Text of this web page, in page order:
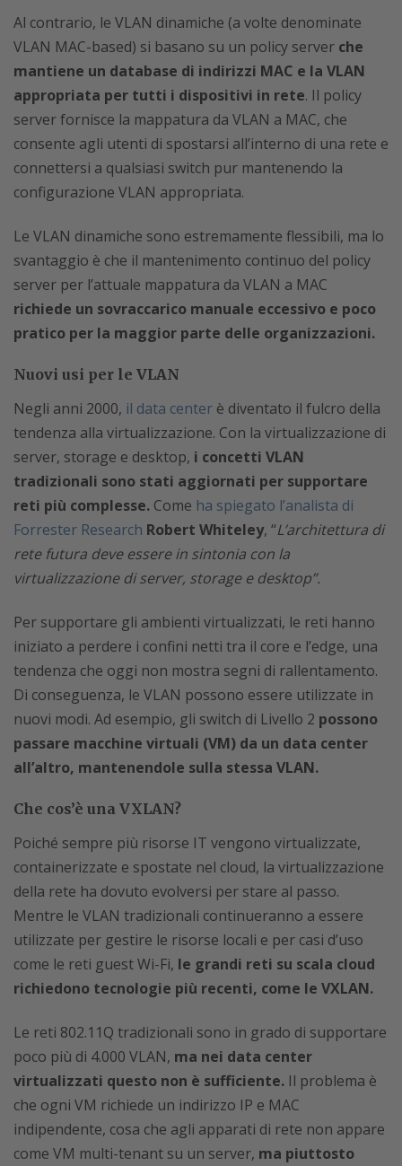
Al contrario, le VLAN dinamiche (a volte denominate
VLAN MAC-based) si basano su un policy server che
mantiene un database di indirizzi MAC e la VLAN
appropriata per tutti i dispositivi in rete. Il policy
server fornisce la mappatura da VLAN a MAC, che
consente agli utenti di spostarsi all’interno di una rete e
connettersi a qualsiasi switch pur mantenendo la
configurazione VLAN appropriata.
Le VLAN dinamiche sono estremamente flessibili, ma lo
svantaggio è che il mantenimento continuo del policy
server per l’attuale mappatura da VLAN a MAC
richiede un sovraccarico manuale eccessivo e poco
pratico per la maggior parte delle organizzazioni.
Nuovi usi per le VLAN
Negli anni 2000, il data center è diventato il fulcro della
tendenza alla virtualizzazione. Con la virtualizzazione di
server, storage e desktop, i concetti VLAN
tradizionali sono stati aggiornati per supportare
reti più complesse. Come ha spiegato l’analista di
Forrester Research Robert Whiteley, “L’architettura di
rete futura deve essere in sintonia con la
virtualizzazione di server, storage e desktop”.
Per supportare gli ambienti virtualizzati, le reti hanno
iniziato a perdere i confini netti tra il core e l’edge, una
tendenza che oggi non mostra segni di rallentamento.
Di conseguenza, le VLAN possono essere utilizzate in
nuovi modi. Ad esempio, gli switch di Livello 2 possono
passare macchine virtuali (VM) da un data center
all’altro, mantenendole sulla stessa VLAN.
Che cos’è una VXLAN?
Poiché sempre più risorse IT vengono virtualizzate,
containerizzate e spostate nel cloud, la virtualizzazione
della rete ha dovuto evolversi per stare al passo.
Mentre le VLAN tradizionali continueranno a essere
utilizzate per gestire le risorse locali e per casi d’uso
come le reti guest Wi-Fi, le grandi reti su scala cloud
richiedono tecnologie più recenti, come le VXLAN.
Le reti 802.11Q tradizionali sono in grado di supportare
poco più di 4.000 VLAN, ma nei data center
virtualizzati questo non è sufficiente. Il problema è
che ogni VM richiede un indirizzo IP e MAC
indipendente, cosa che agli apparati di rete non appare
come VM multi-tenant su un server, ma piuttosto